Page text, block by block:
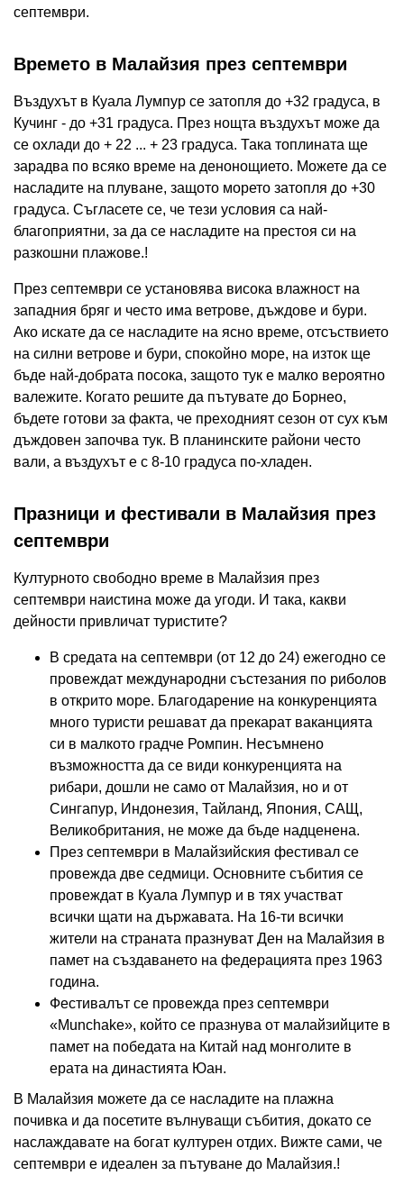
септември.
Времето в Малайзия през септември
Въздухът в Куала Лумпур се затопля до +32 градуса, в
Кучинг - до +31 градуса. През нощта въздухът може да
се охлади до + 22 ... + 23 градуса. Така топлината ще
зарадва по всяко време на денонощието. Можете да се
насладите на плуване, защото морето затопля до +30
градуса. Съгласете се, че тези условия са най-
благоприятни, за да се насладите на престоя си на
разкошни плажове.!
През септември се установява висока влажност на
западния бряг и често има ветрове, дъждове и бури.
Ако искате да се насладите на ясно време, отсъствието
на силни ветрове и бури, спокойно море, на изток ще
бъде най-добрата посока, защото тук е малко вероятно
валежите. Когато решите да пътувате до Борнео,
бъдете готови за факта, че преходният сезон от сух към
дъждовен започва тук. В планинските райони често
вали, а въздухът е с 8-10 градуса по-хладен.
Празници и фестивали в Малайзия през
септември
Културното свободно време в Малайзия през
септември наистина може да угоди. И така, какви
дейности привличат туристите?
В средата на септември (от 12 до 24) ежегодно се
провеждат международни състезания по риболов
в открито море. Благодарение на конкуренцията
много туристи решават да прекарат ваканцията
си в малкото градче Ромпин. Несъмнено
възможността да се види конкуренцията на
рибари, дошли не само от Малайзия, но и от
Сингапур, Индонезия, Тайланд, Япония, САЩ,
Великобритания, не може да бъде надценена.
През септември в Малайзийския фестивал се
провежда две седмици. Основните събития се
провеждат в Куала Лумпур и в тях участват
всички щати на държавата. На 16-ти всички
жители на страната празнуват Ден на Малайзия в
памет на създаването на федерацията през 1963
година.
Фестивалът се провежда през септември
«Munchake», който се празнува от малайзийците в
памет на победата на Китай над монголите в
ерата на династията Юан.
В Малайзия можете да се насладите на плажна
почивка и да посетите вълнуващи събития, докато се
наслаждавате на богат културен отдих. Вижте сами, че
септември е идеален за пътуване до Малайзия.!